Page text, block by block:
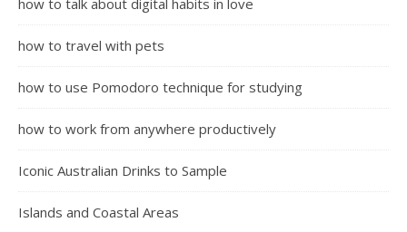
how to talk about digital habits in love
how to travel with pets
how to use Pomodoro technique for studying
how to work from anywhere productively
Iconic Australian Drinks to Sample
Islands and Coastal Areas